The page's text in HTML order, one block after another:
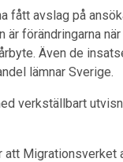
fått avslag på
är förändringarna
Även de
lämnar Sverige.
verkställbart
Migrationsverket